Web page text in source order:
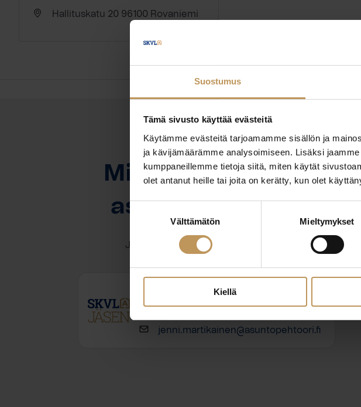
Suostumus
Tämä sivusto käyttää evästeitä
Käytämme evästeitä tarjoamamme sisällön ja
ja kävijämäärämme analysoimiseen. Lisäksi
kumppaneillemme tietoja siitä, miten käytät
olet antanut heille tai joita on kerätty, kun olet
Suostumuksen
Välttämätön Mieltymykset
Kiellä
Hallituskatu 20 96100 Rovaniemi
OTA YHTEYTTÄ
Miten voin auttaa
asuntoasioissa?
Jätä yhteystietosi, niin otan yhteyttä
Jenni Martikainen
jenni.martikainen@asuntopehtoori.fi